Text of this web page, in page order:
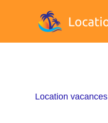
Location vacances